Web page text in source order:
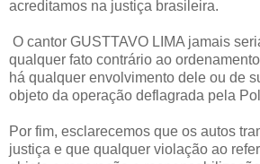
acreditamos na justiça brasileira.
O cantor GUSTTAVO LIMA jamais
qualquer fato contrário ao
há qualquer envolvimento dele ou de
objeto da operação deflagrada pela
Por fim, esclarecemos que os autos
justiça e que qualquer violação ao